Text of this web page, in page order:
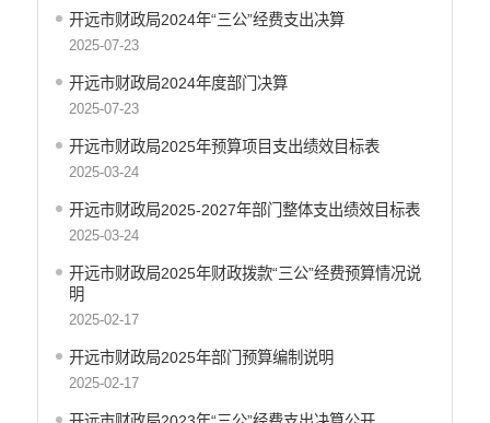
开远市公安局
开远市公安局交通管理大队
开远市司法局
开远市人力资源和社会保障局
开远市自然资源局
开远市住房和城乡建设局
开远市交通运输局
开远市农业农村局
开远市林业和草原局
开远市水务局
开远市文化和旅游局
开远市卫生健康局
开远市财政局2024年“三公”经费支出决算
2025-07-23
开远市财政局2024年度部门决算
2025-07-23
开远市财政局2025年预算项目支出绩效目标表
2025-03-24
开远市财政局2025-2027年部门整体支出绩效目标表
2025-03-24
开远市财政局2025年财政拨款“三公”经费预算情况说
明
2025-02-17
开远市财政局2025年部门预算编制说明
2025-02-17